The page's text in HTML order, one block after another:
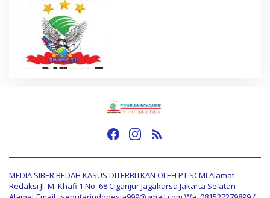
MEDIA SIBER BEDAH KASUS DITERBITKAN OLEH PT SCMI Alamat
Redaksi Jl. M. Khafi 1 No. 68 Ciganjur Jagakarsa Jakarta Selatan